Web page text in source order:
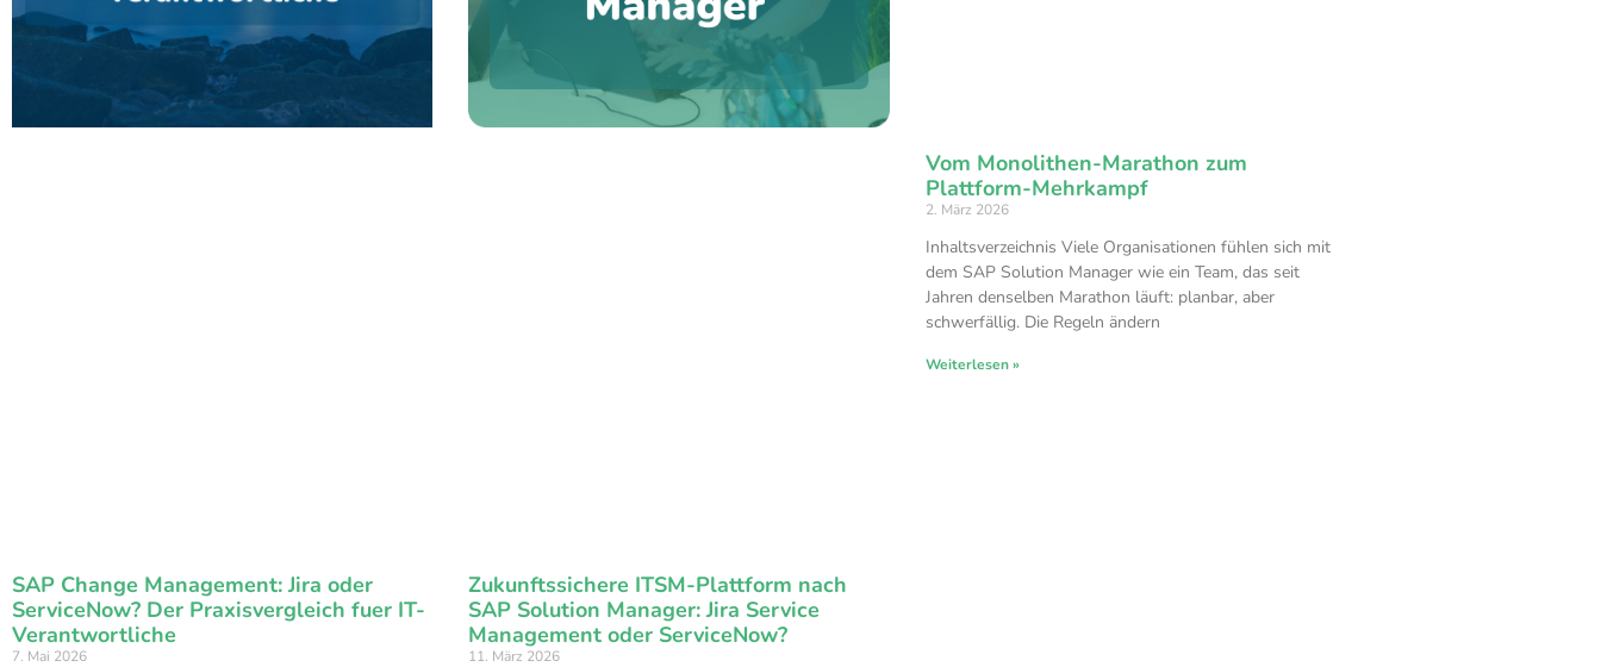
SAP Change Management: Jira oder
ServiceNow? Der Praxisvergleich fuer IT-
Verantwortliche
7. Mai 2026
Zukunftssichere ITSM-Plattform nach
SAP Solution Manager: Jira Service
Management oder ServiceNow?
11. März 2026
Vom Monolithen-Marathon zum
Plattform-Mehrkampf
2. März 2026
Inhaltsverzeichnis Viele Organisationen fühlen sich mit
dem SAP Solution Manager wie ein Team, das seit
Jahren denselben Marathon läuft: planbar, aber
schwerfällig. Die Regeln ändern
Weiterlesen »